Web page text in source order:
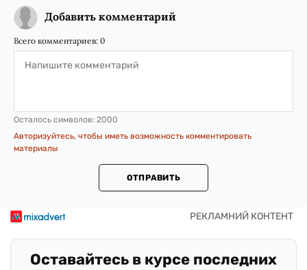
Добавить комментарий
Всего комментариев: 0
Осталось символов: 2000
Авторизуйтесь, чтобы иметь возможность комментировать
материалы
ОТПРАВИТЬ
Оставайтесь в курсе последних